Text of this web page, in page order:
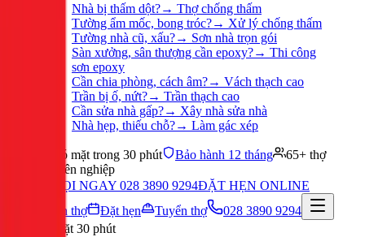
Nhà bị thấm dột?→ Thợ chống thấm
Tường ẩm mốc, bong tróc?→ Xử lý chống thấm
Tường nhà cũ, xấu?→ Sơn nhà trọn gói
Sàn xưởng, sân thượng cần epoxy?→ Thi công
sơn epoxy
Cần chia phòng, cách âm?→ Vách thạch cao
Trần bị ố, nứt?→ Trần thạch cao
Cần sửa nhà gấp?→ Xây nhà sửa nhà
Nhà hẹp, thiếu chỗ?→ Làm gác xép
Có mặt trong 30 phút Bảo hành 12 tháng
65+ thợ
chuyên nghiệp
GỌI NGAY 028 3890 9294ĐẶT HẸN ONLINE
Tuyển thợ
Đặt hẹn Tuyển thợ
028 3890 9294
Có mặt 30 phút